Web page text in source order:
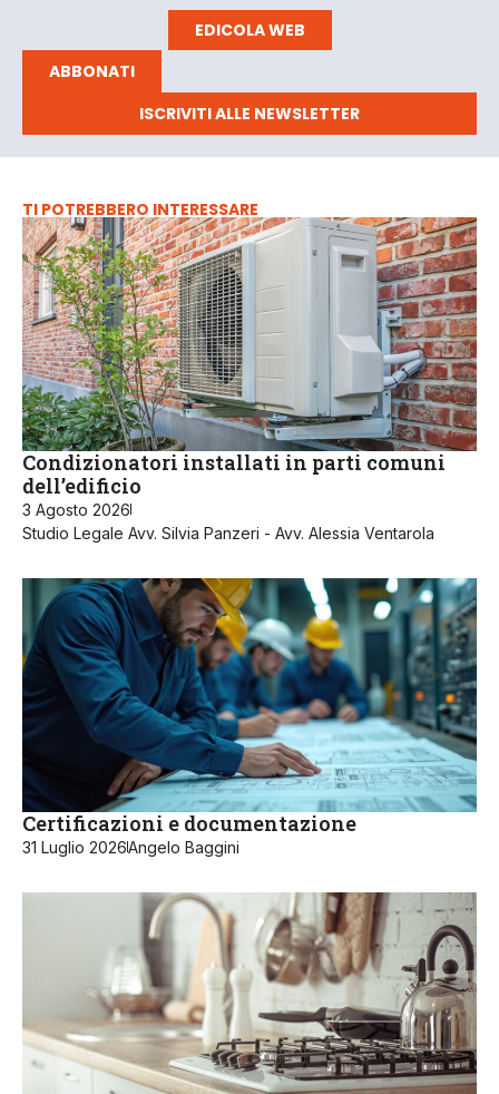
EDICOLA WEB
ABBONATI
ISCRIVITI ALLE NEWSLETTER
TI POTREBBERO INTERESSARE
Condizionatori installati in parti comuni
dell’edificio
3 Agosto 2026
Studio Legale Avv. Silvia Panzeri - Avv. Alessia Ventarola
Certificazioni e documentazione
31 Luglio 2026Angelo Baggini